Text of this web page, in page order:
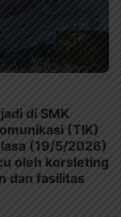
di SMK
(TIK)
(19/5/2026)
oleh korsleting
dan fasilitas